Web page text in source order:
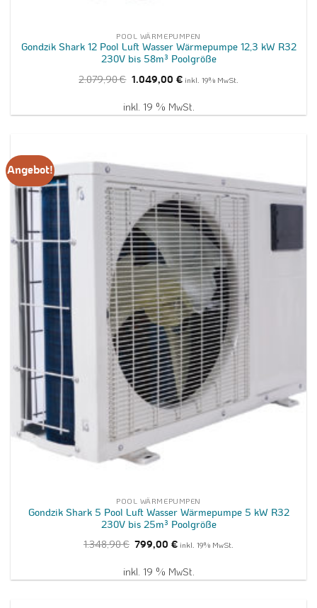
POOL WÄRMEPUMPEN
Gondzik Shark 12 Pool Luft Wasser Wärmepumpe 12,3 kW R32
230V bis 58m³ Poolgröße
2.079,90€ Ursprünglicher
2.079,90 €
1.049,00 €Aktueller
1.049,00 €.
inkl. 19% MwSt.
inkl. 19 % MwSt.
Angebot!
POOL WÄRMEPUMPEN
Gondzik Shark 5 Pool Luft Wasser Wärmepumpe 5 kW R32
230V bis 25m³ Poolgröße
1.348,90€ Ursprünglicher
Preis
1.348,90 €
799,00€Aktueller
799,00 €.
inkl. 19% MwSt.
inkl. 19 % MwSt.